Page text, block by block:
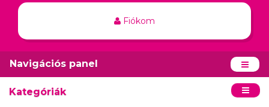
Fiókom
Navigációs panel
Kategóriák